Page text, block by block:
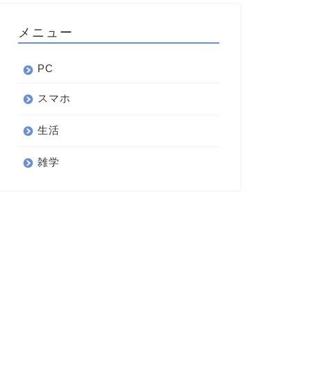
メニュー
PC
スマホ
生活
雑学